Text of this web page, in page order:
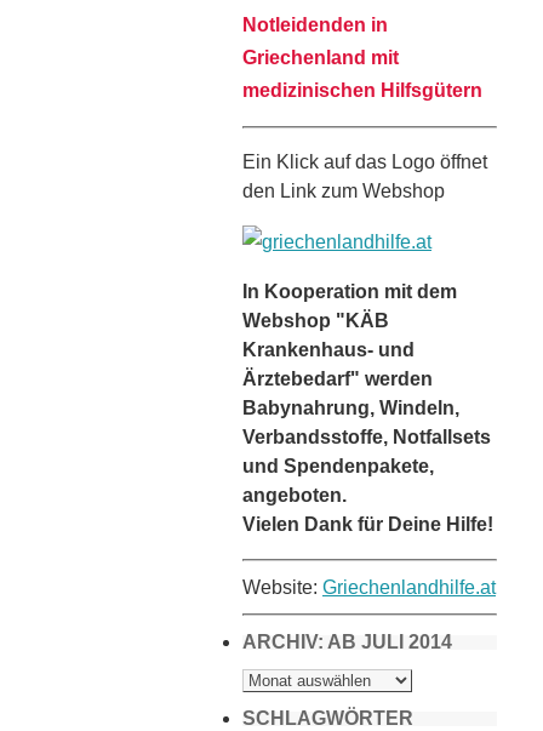
Notleidenden in
Griechenland mit
medizinischen Hilfsgütern
Ein Klick auf das Logo öffnet
den Link zum Webshop
In Kooperation mit dem
Webshop "KÄB
Krankenhaus- und
Ärztebedarf" werden
Babynahrung, Windeln,
Verbandsstoffe, Notfallsets
und Spendenpakete,
angeboten.
Vielen Dank für Deine Hilfe!
Website: Griechenlandhilfe.at
ARCHIV: AB JULI 2014
ARCHIV:
AB
2014
SCHLAGWÖRTER